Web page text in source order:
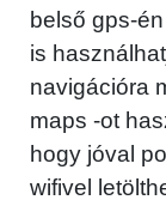
belső gps-
is
navigációra
maps -ot
hogy jóval
wifivel